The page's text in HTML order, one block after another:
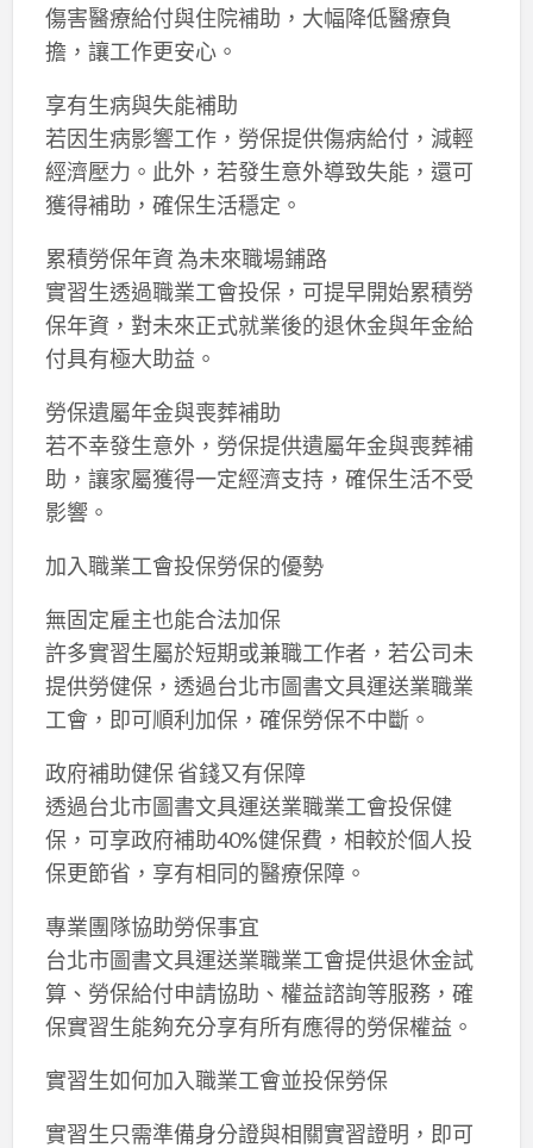
傷害醫療給付與住院補助，大幅降低醫療負
擔，讓工作更安心。
享有生病與失能補助
若因生病影響工作，勞保提供傷病給付，減輕
經濟壓力。此外，若發生意外導致失能，還可
獲得補助，確保生活穩定。
累積勞保年資 為未來職場鋪路
實習生透過職業工會投保，可提早開始累積勞
保年資，對未來正式就業後的退休金與年金給
付具有極大助益。
勞保遺屬年金與喪葬補助
若不幸發生意外，勞保提供遺屬年金與喪葬補
助，讓家屬獲得一定經濟支持，確保生活不受
影響。
加入職業工會投保勞保的優勢
無固定雇主也能合法加保
許多實習生屬於短期或兼職工作者，若公司未
提供勞健保，透過台北市圖書文具運送業職業
工會，即可順利加保，確保勞保不中斷。
政府補助健保 省錢又有保障
透過台北市圖書文具運送業職業工會投保健
保，可享政府補助40%健保費，相較於個人投
保更節省，享有相同的醫療保障。
專業團隊協助勞保事宜
台北市圖書文具運送業職業工會提供退休金試
算、勞保給付申請協助、權益諮詢等服務，確
保實習生能夠充分享有所有應得的勞保權益。
實習生如何加入職業工會並投保勞保
實習生只需準備身分證與相關實習證明，即可